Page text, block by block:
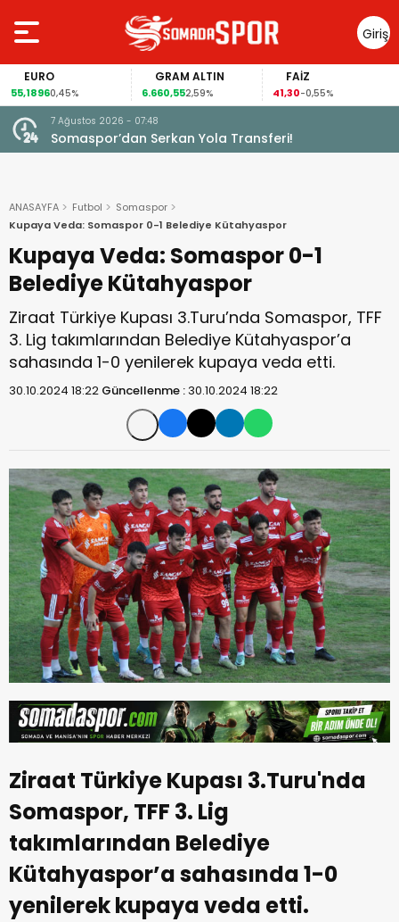
Giriş
Yap
EURO
55,18960,45%
GRAM ALTIN
6.660,552,59%
FAİZ
41,30-0,55%
7 Ağustos 2026 - 07:48
Somaspor’dan Serkan Yola Transferi!
ANASAYFA Futbol
Somaspor
Kupaya Veda: Somaspor 0-1 Belediye Kütahyaspor
Kupaya Veda: Somaspor 0-1
Belediye Kütahyaspor
Ziraat Türkiye Kupası 3.Turu’nda Somaspor, TFF
3. Lig takımlarından Belediye Kütahyaspor’a
sahasında 1-0 yenilerek kupaya veda etti.
30.10.2024 18:22 Güncellenme :30.10.2024 18:22
Ziraat Türkiye Kupası 3.Turu'nda
Somaspor, TFF 3. Lig
takımlarından Belediye
Kütahyaspor’a sahasında 1-0
yenilerek kupaya veda etti.